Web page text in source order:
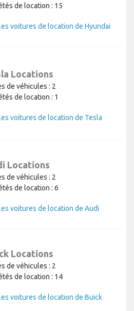
de location : 15
voitures de location de Hyundai
Locations
de véhicules : 2
de location : 1
voitures de location de Tesla
Locations
de véhicules : 2
de location : 6
voitures de location de Audi
Locations
de véhicules : 2
de location : 14
voitures de location de Buick